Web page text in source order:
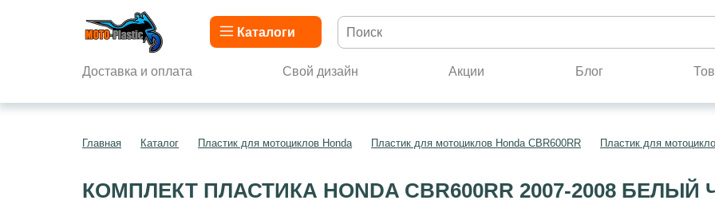
Каталоги
Доставка и оплата Свой дизайн Акции Блог
Главная Каталог Пластик для мотоциклов Honda Пластик для мотоциклов Honda CBR600RR Пластик для
КОМПЛЕКТ ПЛАСТИКА HONDA CBR600RR 2007-2008